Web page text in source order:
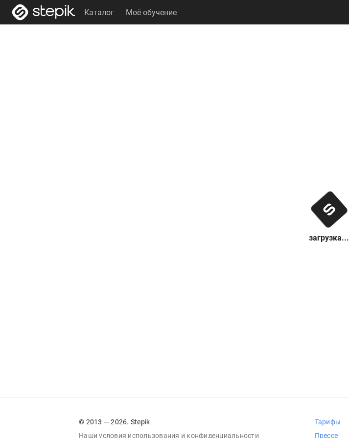
Каталог Моё обучение
загрузка...
© 2013 — 2026. Stepik
Наши условия использования и конфиденциальности
Тарифы
Прессе